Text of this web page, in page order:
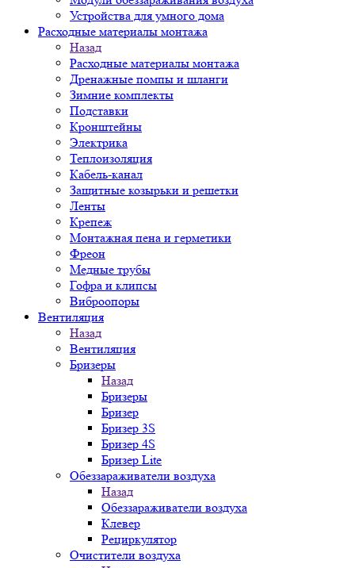
Устройства для умного дома
Расходные материалы монтажа
Назад
Расходные материалы монтажа
Дренажные помпы и шланги
Зимние комплекты
Подставки
Кронштейны
Электрика
Теплоизоляция
Кабель-канал
Защитные козырьки и решетки
Ленты
Крепеж
Монтажная пена и герметики
Фреон
Медные трубы
Гофра и клипсы
Виброопоры
Вентиляция
Назад
Вентиляция
Бризеры
Назад
Бризеры
Бризер
Бризер 3S
Бризер 4S
Бризер Lite
Обеззараживатели воздуха
Назад
Обеззараживатели воздуха
Клевер
Рециркулятор
Очистители воздуха